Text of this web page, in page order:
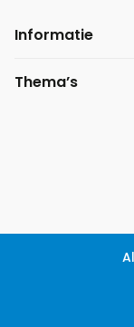
Informatie
Thema’s